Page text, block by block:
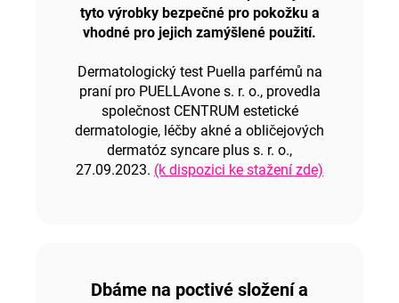
tyto výrobky bezpečné pro pokožku a
vhodné pro jejich zamýšlené použití.
Dermatologický test Puella parfémů na
praní pro PUELLAvone s. r. o., provedla
společnost CENTRUM estetické
dermatologie, léčby akné a obličejových
dermatóz syncare plus s. r. o.,
27.09.2023. (k dispozici ke stažení zde)
Dbáme na poctivé složení a